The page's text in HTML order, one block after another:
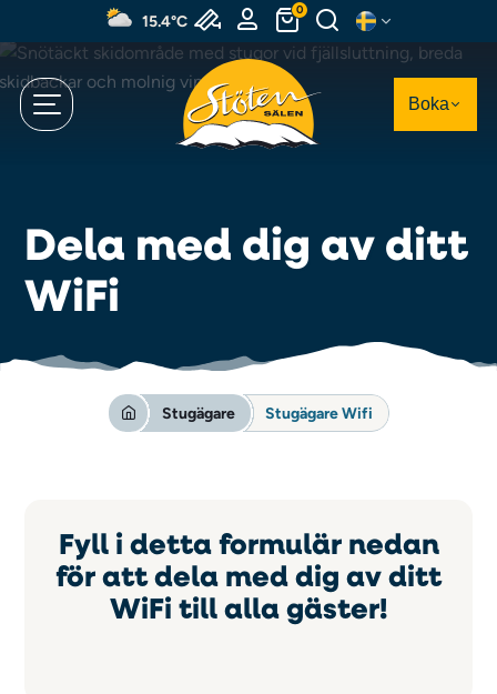
till
huvudinnehållet
15.4°C
0
Boka
Dela med dig av ditt
WiFi
Stugägare Stugägare Wifi
Fyll i detta formulär nedan
för att dela med dig av ditt
WiFi till alla gäster!